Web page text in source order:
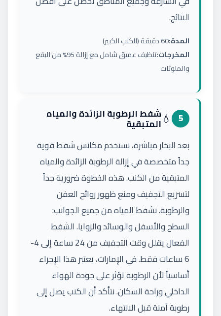
النتائج.
المدة:60 دقيقة (للكنب الكبير)
المخرجات:
تنظيف عميق شامل مع إزالة 95% من البقع
والملوثات
5
💧شفط الرطوبة الزائدة والمياه
المتبقية
بعد البخار مباشرة، نستخدم مكانس شفط قوية
جداً متخصصة في إزالة الرطوبة الزائدة والمياه
المتبقية من الكنب. هذه الخطوة ضرورية جداً
لتسريع التجفيف ومنع ظهور روائح العفن
والرطوبة. نشفط المياه من جميع الجوانب:
السطح والأسفل والوسائد والزوايا. الشفط
الفعال يقلل وقت التجفيف من 24 ساعة إلى 4-
6 ساعات فقط. في الإمارات، يعتبر هذا الإجراء
أساسياً لأن الرطوبة تؤثر على جودة الهواء
الداخلي وراحة السكان. نتأكد أن الكنب يصل إلى
رطوبة آمنة قبل الانتهاء.